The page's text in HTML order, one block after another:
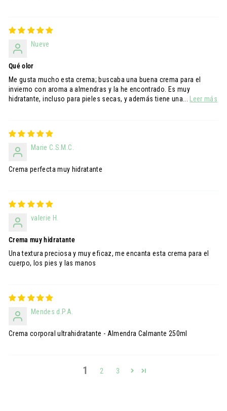
Nueve
Qué olor
Me gusta mucho esta crema; buscaba una buena crema para el
invierno con aroma a almendras y la he encontrado. Es muy
hidratante, incluso para pieles secas, y además tiene una...
Leer más
Marie C.S.M.C.
Crema perfecta muy hidratante
valerie H.
Crema muy hidratante
Una textura preciosa y muy eficaz, me encanta esta crema para el
cuerpo, los pies y las manos
Mendes d.P.A.
Crema corporal ultrahidratante - Almendra Calmante 250ml
1 2 3